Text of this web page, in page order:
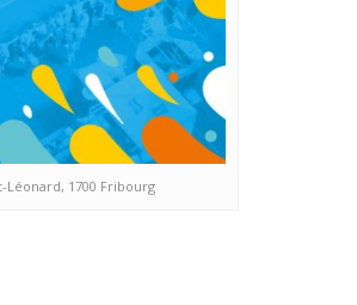
Léonard, 1700 Fribourg